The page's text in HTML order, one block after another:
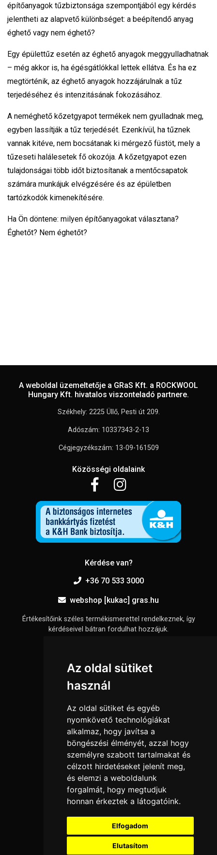
Az oldal sütiket
használ
Az oldal sütiket és egyéb
nyomkövető technológiákat
alkalmaz, hogy javítsa a
böngészési élményét, azzal hogy
személyre szabott tartalmakat és
célzott hirdetéseket jelenít meg,
és elemzi a weboldalunk
forgalmát, hogy megtudjuk
honnan érkeztek a látogatóink.
Elfogadom
Elutasítom
építőanyagok tűzbiztonsága szempontjából egy kérdés
jelentheti az alapvető különbséget: a beépítendő anyag
éghető vagy nem éghető?
Egy épülettűz esetén az éghető anyagok meggyulladhatnak
– még akkor is, ha égésgátlókkal lettek ellátva. És ha ez
megtörténik, az éghető anyagok hozzájárulnak a tűz
terjedéséhez és intenzitásának fokozásához.
A neméghető kőzetgyapot termékek nem gyulladnak meg,
egyben lassítják a tűz terjedését. Ezenkívül, ha tűznek
vannak kitéve, nem bocsátanak ki mérgező füstöt, mely a
tűzeseti halálesetek fő okozója. A kőzetgyapot ezen
tulajdonságai több időt biztosítanak a mentőcsapatok
számára munkájuk elvégzésére és az épületben
tartózkodók kimenekítésére.
Ha Ön döntene: milyen építőanyagokat választana?
Éghetőt? Nem éghetőt?
A weboldal üzemeltetője a GRaS Kft. a ROCKWOOL
Hungary Kft. hivatalos viszonteladó partnere.
Székhely: 2225 Üllő, Pesti út 209.
Adószám: 10337343-2-13
Cégjegyzékszám: 13-09-161509
Közösségi oldalaink
Kérdése van?
+36 70 533 3000
webshop [kukac] gras.hu
Értékesítőink széles termékismerettel rendelkeznek, így
kérdéseivel bátran fordulhat hozzájuk.
Információk
Általános szerződési feltételek
Elállási nyilatkozat
Impresszum
Süti beállítások
Menü
Hírek, cikkek
Kapcsolat
Kedvenc termékeim
Letölthető katalógusok
Rólunk
Szállítás és fizetés